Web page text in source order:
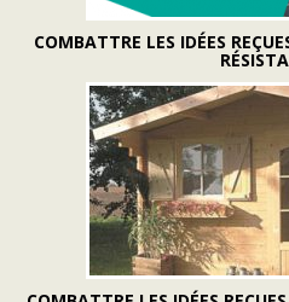
COMBATTRE LES IDÉES